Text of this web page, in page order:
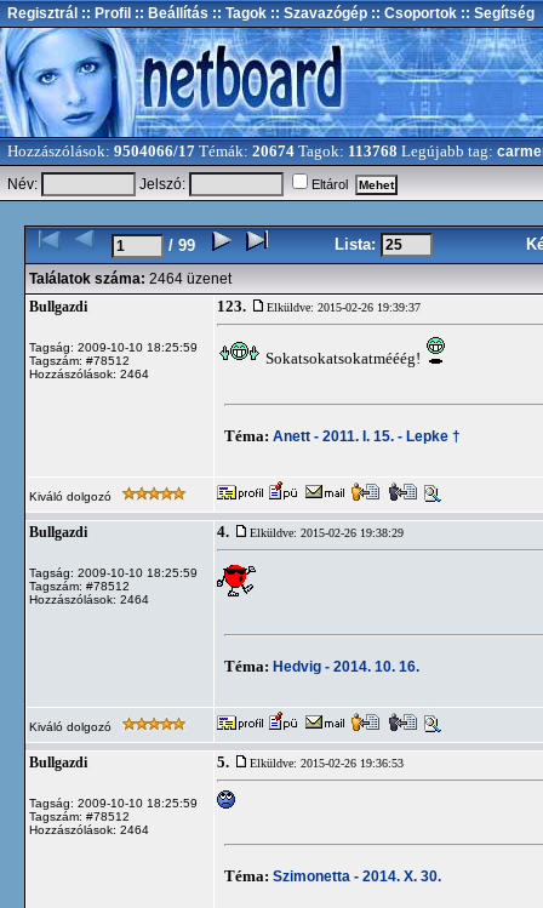
Regisztrál :: Profil :: Beállítás :: Tagok :: Szavazógép :: Csoportok :: Segítség
Hozzászólások: 9504066/17 Témák: 20674 Tagok: 113768 Legújabb tag:
Név:
Jelszó: Eltárol
/ 99 Lista:
Találatok száma: 2464 üzenet
Bullgazdi
Tagság: 2009-10-10 18:25:59
Tagszám: #78512
Hozzászólások: 2464
123. Elküldve: 2015-02-26 19:39:37
Sokatsokatsokatmééég!
Téma: Anett - 2011. I. 15. - Lepke †
Kiváló dolgozó
Bullgazdi
Tagság: 2009-10-10 18:25:59
Tagszám: #78512
Hozzászólások: 2464
4. Elküldve: 2015-02-26 19:38:29
Téma: Hedvig - 2014. 10. 16.
Kiváló dolgozó
Bullgazdi
Tagság: 2009-10-10 18:25:59
Tagszám: #78512
Hozzászólások: 2464
5. Elküldve: 2015-02-26 19:36:53
Téma: Szimonetta - 2014. X. 30.